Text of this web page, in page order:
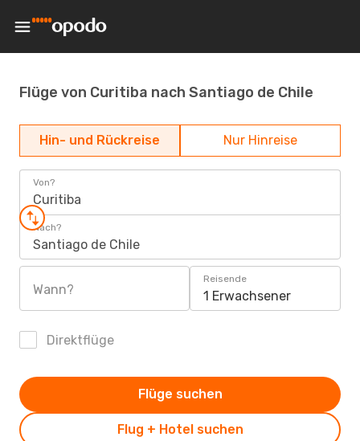
Flüge von Curitiba nach Santiago de Chile
Hin- und Rückreise Nur Hinreise
Von?
Curitiba
Nach?
Santiago de Chile
Wann?
Reisende
1 Erwachsener
Direktflüge
Flug + Hotel suchen
Flüge suchen